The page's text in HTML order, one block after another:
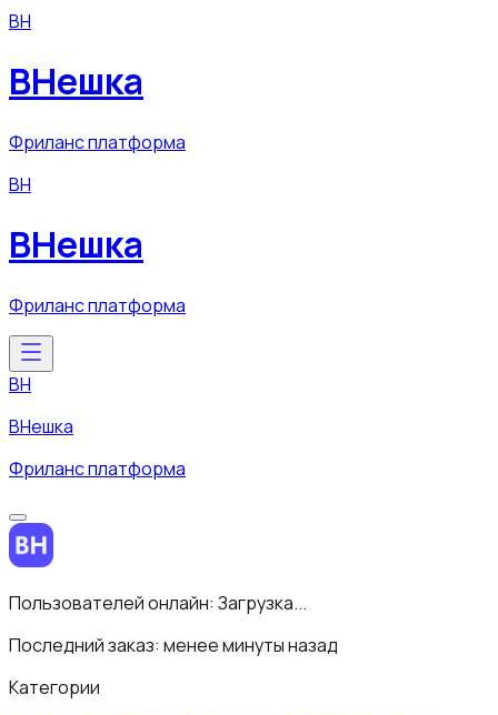
ВН
ВНешка
Фриланс платформа
ВН
ВНешка
Фриланс платформа
ВН
ВНешка
Фриланс платформа
Пользователей онлайн: Загрузка...
Последний заказ: менее минуты назад
Категории